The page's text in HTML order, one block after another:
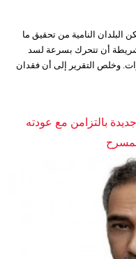
البلدان النامية من تحقيق ما
شريطة أن تتحرك بسرعة لسد
وخلص التقرير إلى أن فقدان
بالتزامن مع عودته